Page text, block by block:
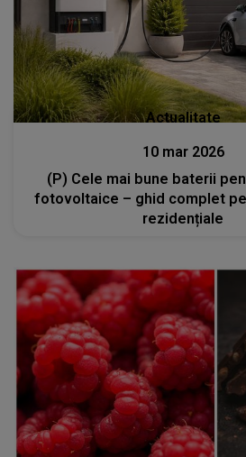
Actualitate
10 mar 2026
(P) Cele mai bune baterii
fotovoltaice – ghid complet
rezidențiale